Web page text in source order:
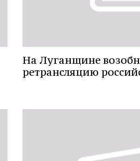
На Луганщине
ретрансляцию